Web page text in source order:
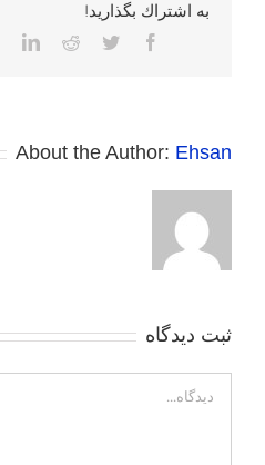
به اشتراك بگذاريد!
Facebook
Twitter
Reddit
About the Author: Ehsan
ثبت ديدگاه